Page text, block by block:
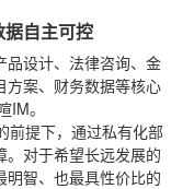
自主可控
品设计、法律咨询、金
方案、财务数据等核心
IM。
前提下，通过私有化部
对于希望长远发展的
智、也最具性价比的